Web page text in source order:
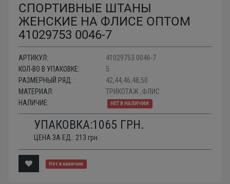
СПОРТИВНЫЕ ШТАНЫ
ЖЕНСКИЕ НА ФЛИСЕ ОПТОМ
41029753 0046-7
АРТИКУЛ:
41029753 0046-7
КОЛ-ВО В УПАКОВКЕ:
5
РАЗМЕРНЫЙ РЯД: :
42,44,46,48,50
МАТЕРИАЛ:
ТРИКОТАЖ ,ФЛИС
НАЛИЧИЕ:
НЕТ В НАЛИЧИИ
УПАКОВКА:1065 ГРН.
ЦЕНА ЗА ЕД.: 213 грн.
Нет в наличии